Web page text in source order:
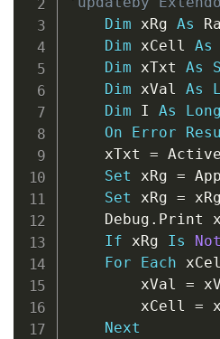
Dim xRg As
Dim xCell As
Dim xTxt As
Dim xVal As
Dim I As
Long
On
Error
    xTxt
=
Set xRg =
Set xRg = xRg
    Debug
. Print
If xRg Is
For
Each
        xVal
=
        xCell
=
Next